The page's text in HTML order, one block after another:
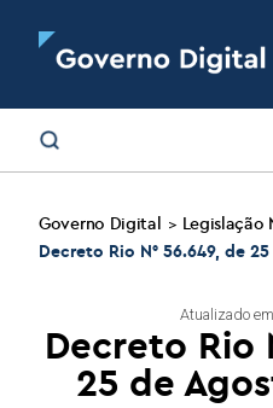
Governo Digital > Legislação
Decreto Rio N° 56.649, de
Atualizado
Decreto Rio
25 de